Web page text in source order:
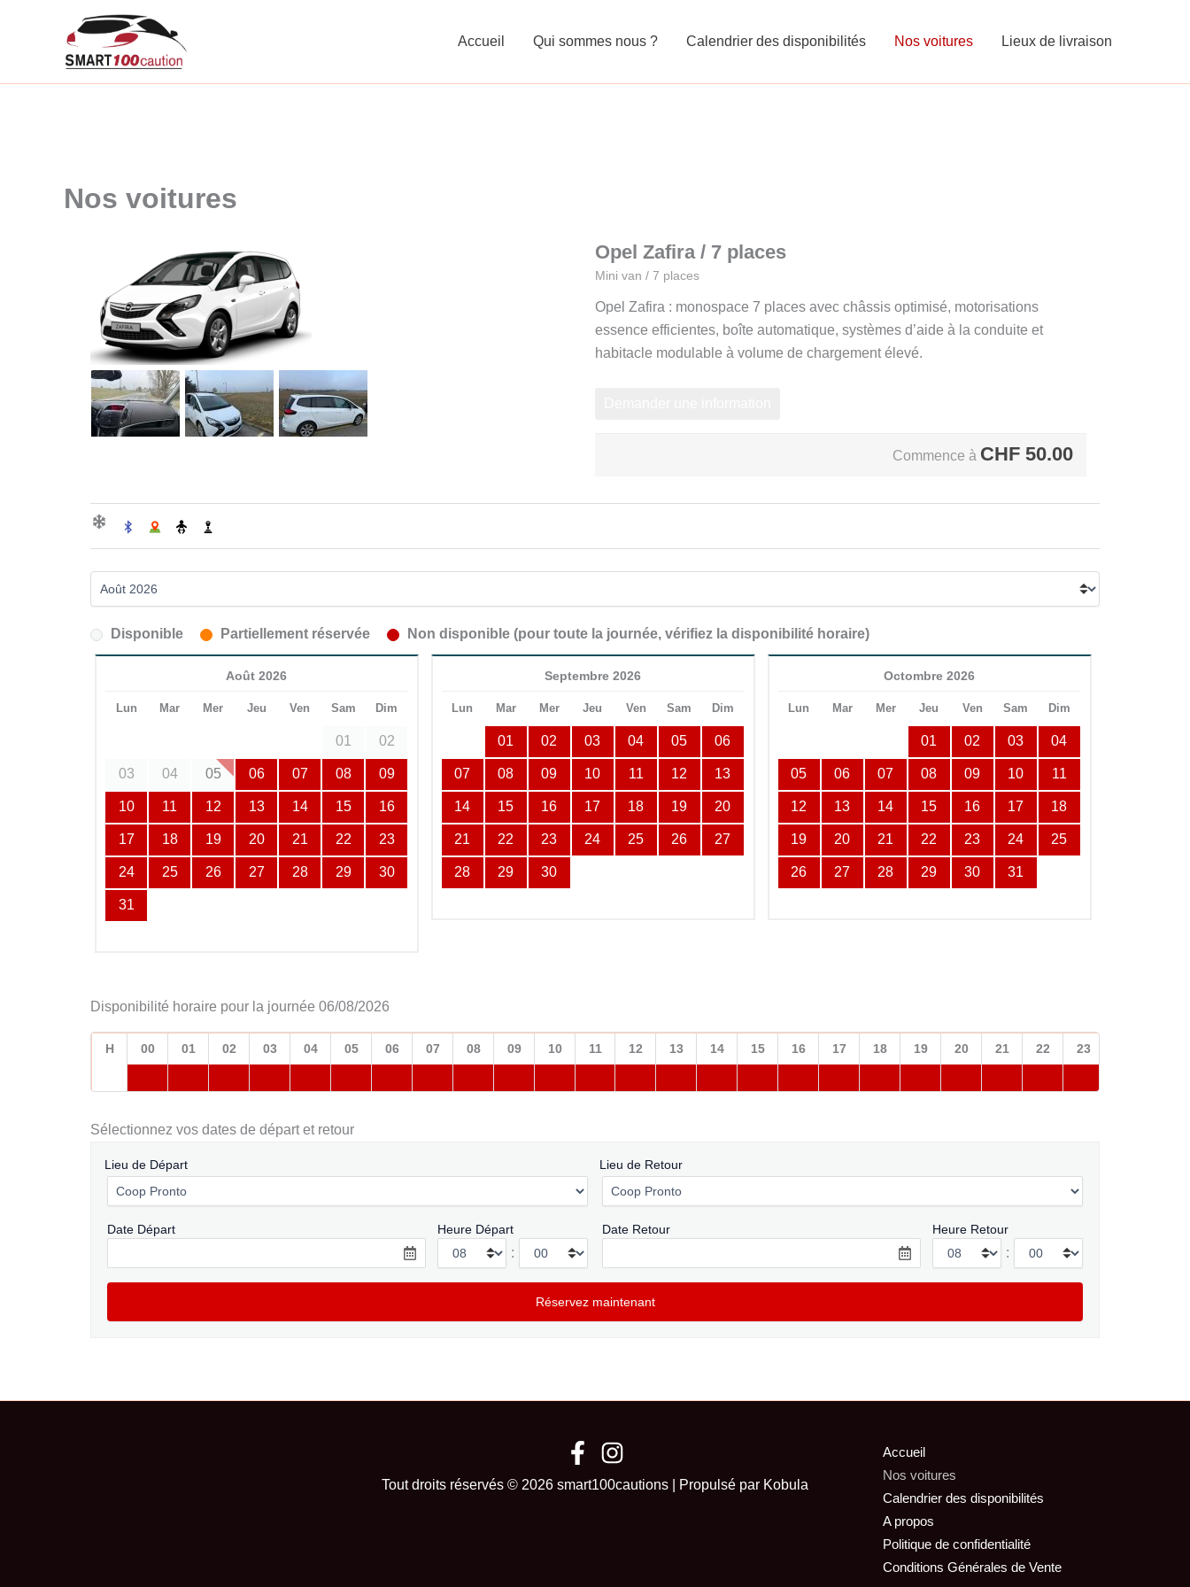
Accueil Qui sommes nous ? Calendrier des disponibilités Nos voitures Lieux de livraison
Nos voitures
Opel Zafira / 7 places
Mini van / 7 places
Opel Zafira : monospace 7 places avec châssis optimisé, motorisations
essence efficientes, boîte automatique, systèmes d’aide à la conduite et
habitacle modulable à volume de chargement élevé.
Commence à CHF 50.00
Disponible Partiellement réservée Non disponible (pour toute la journée, vérifiez la disponibilité horaire)
Août 2026
Lun Mar Mer Jeu Ven Sam Dim
01 02
03 04 05 06 07 08 09
10 11 12 13 14 15 16
17 18 19 20 21 22 23
24 25 26 27 28 29 30
31
Septembre 2026
Lun Mar Mer Jeu Ven Sam Dim
01 02 03 04 05 06
07 08 09 10 11 12 13
14 15 16 17 18 19 20
21 22 23 24 25 26 27
28 29 30
Octombre 2026
Lun Mar Mer Jeu Ven Sam Dim
01 02 03 04
05 06 07 08 09 10 11
12 13 14 15 16 17 18
19 20 21 22 23 24 25
26 27 28 29 30 31
Disponibilité horaire pour la journée 06/08/2026
H 00 01 02 03 04 05 06 07 08 09 10 11 12 13 14 15 16 17 18 19 20 21 22 23
Sélectionnez vos dates de départ et retour
Lieu de Départ Lieu de Retour
Date Départ Heure Départ
:
Date Retour Heure Retour
:
Tout droits réservés © 2026 smart100cautions | Propulsé par Kobula
Accueil
Nos voitures
Calendrier des disponibilités
A propos
Politique de confidentialité
Conditions Générales de Vente